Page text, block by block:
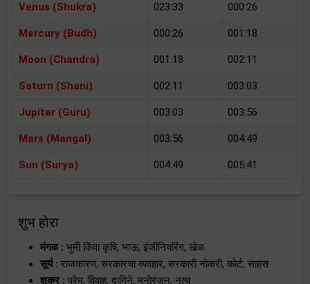
Venus (Shukra) 023:33 000:26
Mercury (Budh) 000:26 001:18
Moon (Chandra) 001:18 002:11
Saturn (Shani) 002:11 003:03
Jupiter (Guru) 003:03 003:56
Mars (Mangal) 003:56 004:49
Sun (Surya) 004:49 005:41
शुभ होरा
मंगळ : भुमी किंवा कृषि, भाऊ, इंजीनियरिंग, खेळ
सूर्य : राजकारण, सरकारचा व्यवहार, सरकारी नोकरी, कोर्ट, साहस
शुक्र : प्रेम, विवाह, दागिने, मनोरंजन, नृत्य